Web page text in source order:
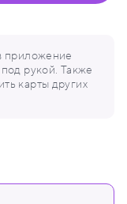
приложение
рукой. Также
карты других